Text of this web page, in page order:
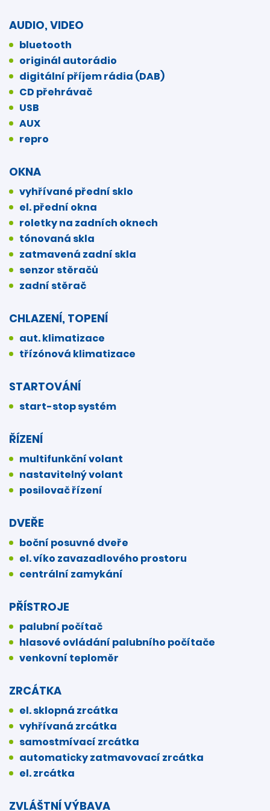
AUDIO, VIDEO
bluetooth
originál autorádio
digitální příjem rádia (DAB)
CD přehrávač
USB
AUX
repro
OKNA
vyhřívané přední sklo
el. přední okna
roletky na zadních oknech
tónovaná skla
zatmavená zadní skla
senzor stěračů
zadní stěrač
CHLAZENÍ, TOPENÍ
aut. klimatizace
třízónová klimatizace
STARTOVÁNÍ
start-stop systém
ŘÍZENÍ
multifunkční volant
nastavitelný volant
posilovač řízení
DVEŘE
boční posuvné dveře
el. víko zavazadlového prostoru
centrální zamykání
PŘÍSTROJE
palubní počítač
hlasové ovládání palubního počítače
venkovní teploměr
ZRCÁTKA
el. sklopná zrcátka
vyhřívaná zrcátka
samostmívací zrcátka
automaticky zatmavovací zrcátka
el. zrcátka
ZVLÁŠTNÍ VÝBAVA